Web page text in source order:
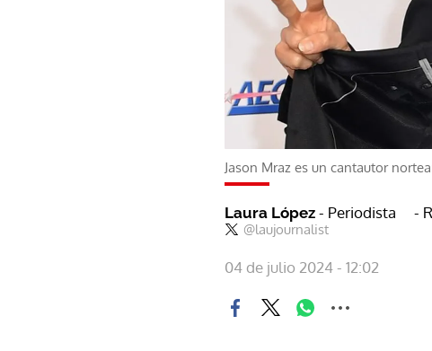
Jason Mraz es un cantautor
Laura López - Periodista
@laujournalist
-
04 de julio 2024 - 12:02